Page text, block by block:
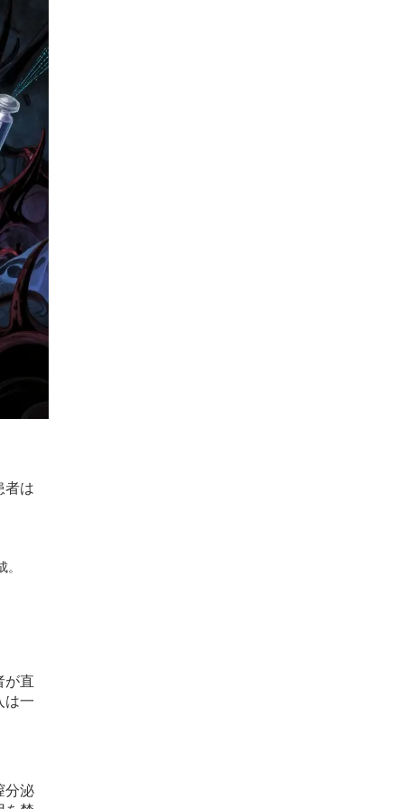
者は
が直
は一
分泌